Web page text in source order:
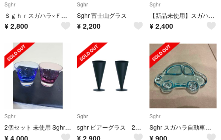
Sghr
Ｓｇｈｒスガハラ×ＦｏｏＴｏｋｙｏグラスキャンドルペアセット
¥ 2,800
Sghr
Sghr 富士山グラス
¥ 2,200
Sghr
【新品未使用】スガハラ sghr フラワーベース 花瓶
¥ 2,400
Sghr
2個セット 未使用 Sghr スガハラ duo デュオ オールドグラス
¥ 4,000
Sghr
sghr ビアーグラス 2点セット
¥ 2,900
Sghr
Sghr スガハラ自動車プレート
¥ 900